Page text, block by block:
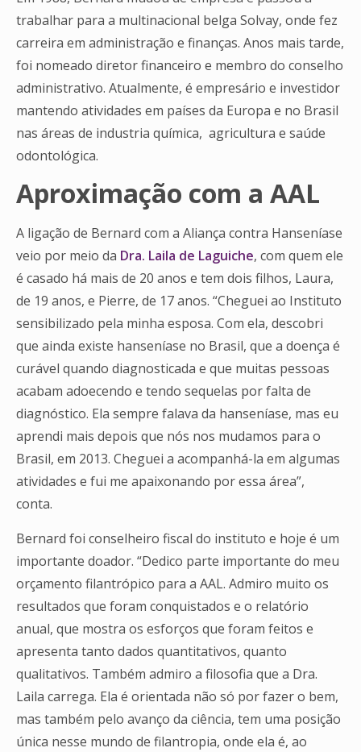
trabalhar para a multinacional belga Solvay, onde fez
carreira em administração e finanças. Anos mais tarde,
foi nomeado diretor financeiro e membro do conselho
administrativo. Atualmente, é empresário e investidor
mantendo atividades em países da Europa e no Brasil
nas áreas de industria química, agricultura e saúde
odontológica.
Aproximação com a AAL
A ligação de Bernard com a Aliança contra Hanseníase
veio por meio da Dra. Laila de Laguiche, com quem ele
é casado há mais de 20 anos e tem dois filhos, Laura,
de 19 anos, e Pierre, de 17 anos. “Cheguei ao Instituto
sensibilizado pela minha esposa. Com ela, descobri
que ainda existe hanseníase no Brasil, que a doença é
curável quando diagnosticada e que muitas pessoas
acabam adoecendo e tendo sequelas por falta de
diagnóstico. Ela sempre falava da hanseníase, mas eu
aprendi mais depois que nós nos mudamos para o
Brasil, em 2013. Cheguei a acompanhá-la em algumas
atividades e fui me apaixonando por essa área”,
conta.
Bernard foi conselheiro fiscal do instituto e hoje é um
importante doador. “Dedico parte importante do meu
orçamento filantrópico para a AAL. Admiro muito os
resultados que foram conquistados e o relatório
anual, que mostra os esforços que foram feitos e
apresenta tanto dados quantitativos, quanto
qualitativos. Também admiro a filosofia que a Dra.
Laila carrega. Ela é orientada não só por fazer o bem,
mas também pelo avanço da ciência, tem uma posição
única nesse mundo de filantropia, onde ela é, ao